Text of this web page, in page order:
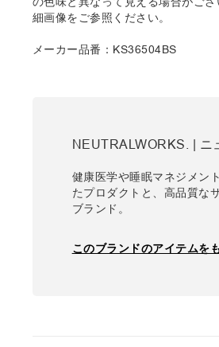
細画像をご参照ください。
メーカー品番：KS36504BS
NEUTRALWORKS. | ニ
健康医学や睡眠マネジメン
たプロダクトと、高品質な
ブランド。
このブランドのアイテムを